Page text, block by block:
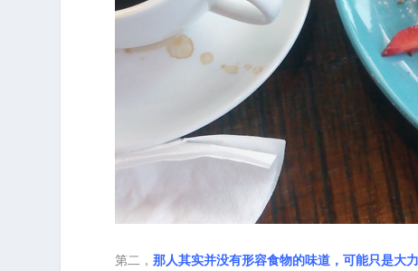
第二，那人其实并没有形容食物的味道，可能只是大